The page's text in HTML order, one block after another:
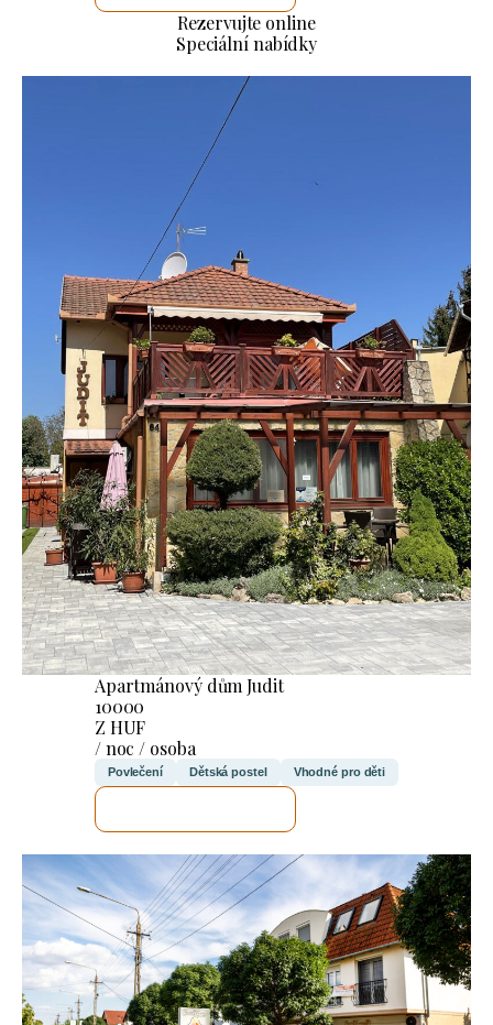
Rezervujte online
Speciální nabídky
Apartmánový dům Judit
10000
Z HUF
/ noc / osoba
Povlečení Dětská postel Vhodné pro děti